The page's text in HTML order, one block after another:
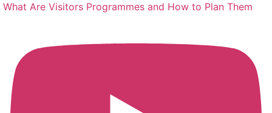
What Are Visitors Programmes and How to Plan Them